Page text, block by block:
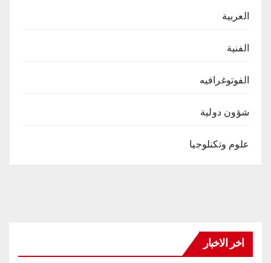
العربية
الفنية
الفوتوغرافيه
شؤون دولية
علوم وتكنلوجيا
اخر الاخبار